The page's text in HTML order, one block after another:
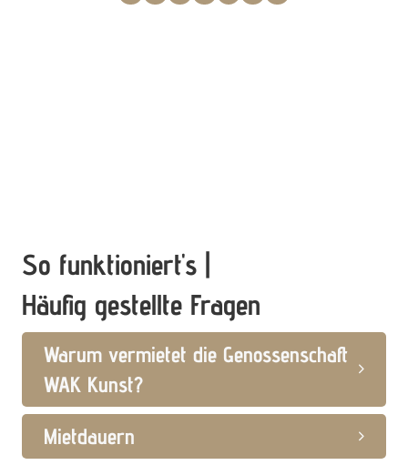
So funktioniert's |
Häufig gestellte Fragen
Warum vermietet die Genossenschaft
WAK Kunst?
Mietdauern